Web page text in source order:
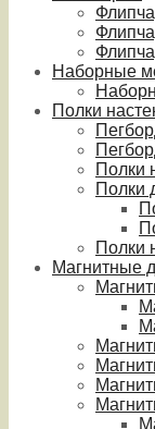
Наборные
Полки
Полки
Полки
Полки
Магнитные